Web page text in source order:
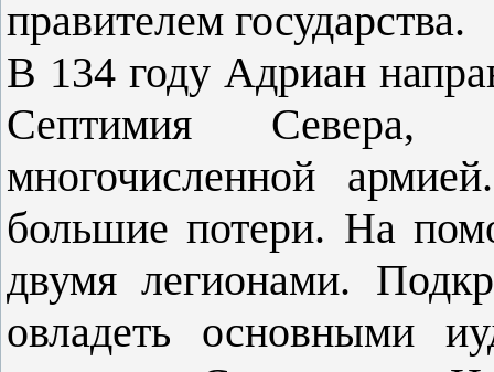
правителем государства.
В 134 году Адриан
Септимия Севера,
многочисленной
большие потери. На
двумя легионами.
овладеть основными